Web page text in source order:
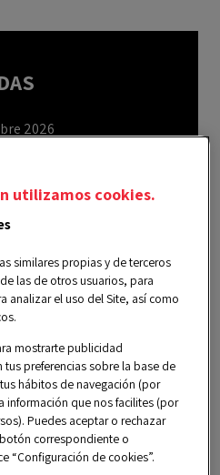
2026
disponible para
Por favor regístrate
utilizamos cookies.
similares propias y de terceros
las de otros usuarios, para
analizar el uso del Site, así como
mostrarte publicidad
preferencias sobre la base de
hábitos de navegación (por
información que nos facilites (por
Puedes aceptar o rechazar
correspondiente o
“Configuración de cookies”.